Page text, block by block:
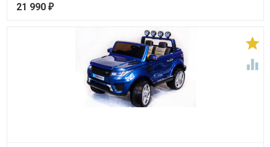
21 990 ₽

